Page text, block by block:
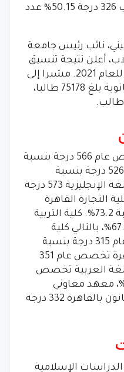
شعبة اللغة العربية انتساب 326 درجة 50.15% عدد
نائب رئيس جامعة
أعلن نتيجة تنسيق
القبول بكليات جامعة الأزهر للعام 2021. مشيرا إلى
أن إجمالي عدد الناجحين بالثانوية بلغ 75178 طالبا،
كلية اللغات والترجمة تخصص عام 566 درجة بنسبة
89.84%. من ثم كلية الإعلام 526 درجة بنسبة
83.49% ، شريعة وقانون باللغة الإنجليزية 573 درجة
التجارة القاهرة
تخصص عام 460 درجة بنسبة 73.2%. كلية التربية
الرياضية قاهرة 427 درجة 67.78%، بالتالي كلية
الدعوة الإسلامية تخصص عام 315 درجة بنسبة
50%. كلية أصول الدين القاهرة تخصص عام 351
كلية اللغة العربية تخصص
345 درجة بنسبة 54.84%، معهد معاوني
القضاء بكلية الشريعة والقانون بالقاهرة 332 درجة
الدراسات الإسلامية